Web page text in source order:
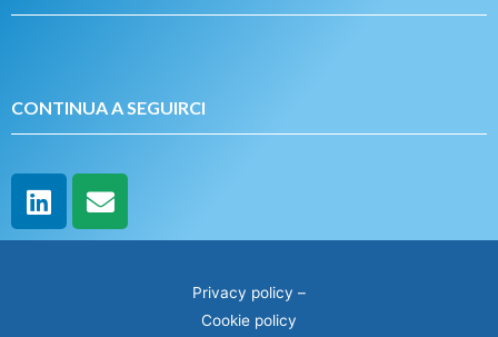
CONTINUA A SEGUIRCI
Privacy policy –
Cookie policy